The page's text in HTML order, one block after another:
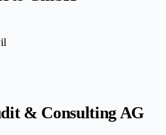
& Consulting AG